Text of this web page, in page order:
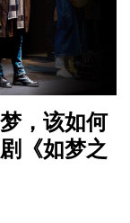
，该如何
《如梦之